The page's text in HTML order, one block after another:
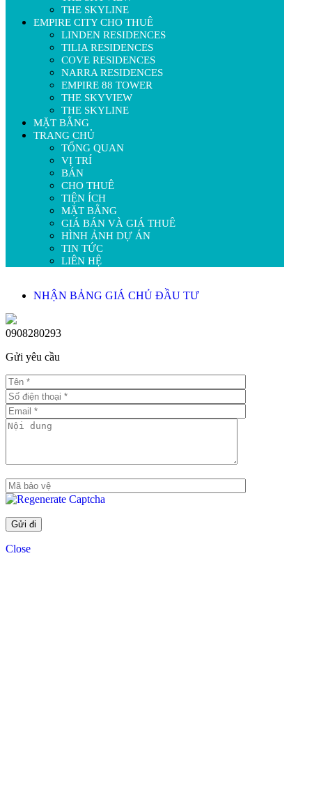
THE SKYLINE
EMPIRE CITY CHO THUÊ
LINDEN RESIDENCES
TILIA RESIDENCES
COVE RESIDENCES
NARRA RESIDENCES
EMPIRE 88 TOWER
THE SKYVIEW
THE SKYLINE
MẶT BẰNG
TRANG CHỦ
TỔNG QUAN
VỊ TRÍ
BÁN
CHO THUÊ
TIỆN ÍCH
MẶT BẰNG
GIÁ BÁN VÀ GIÁ THUÊ
HÌNH ẢNH DỰ ÁN
TIN TỨC
LIÊN HỆ
NHẬN BẢNG GIÁ CHỦ ĐẦU TƯ
0908280293
Gửi yêu cầu
Close